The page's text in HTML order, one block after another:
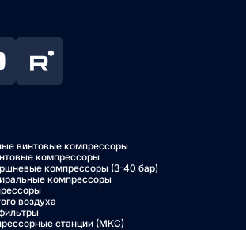
винтовые компрессоры
компрессоры
компрессоры (3-40 бар)
компрессоры
воздуха
станции (МКС)